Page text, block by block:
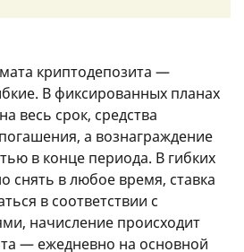
криптодепозита —
В фиксированных планах
весь срок, средства
а вознаграждение
в конце периода. В гибких
снять в любое время, ставка
в соответствии с
начисление происходит
— ежедневно на основной